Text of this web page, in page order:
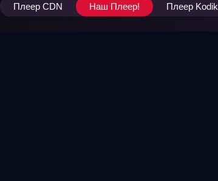
Плеер CDN Наш Плеер! Плеер Kodik